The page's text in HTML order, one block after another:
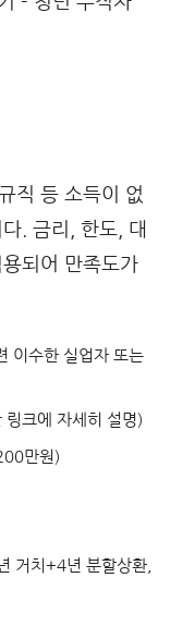
직 등 소득이 없
. 금리, 한도, 대
되어 만족도가
이수한 실업자 또는
크에 자세히 설명)
만원)
거치+4년 분할상환,